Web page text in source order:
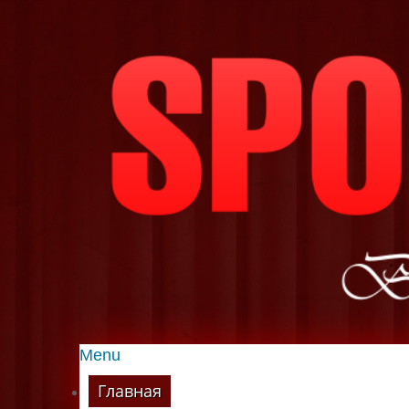
Menu
Главная